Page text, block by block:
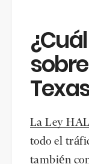
La Ley
todo el
también